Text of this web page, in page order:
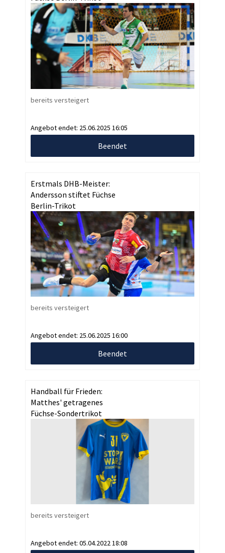
bereits versteigert
Angebot endet: 25.06.2025 16:05
Beendet
Erstmals DHB-Meister:
Andersson stiftet Füchse
Berlin-Trikot
bereits versteigert
Angebot endet: 25.06.2025 16:00
Beendet
Handball für Frieden:
Matthes' getragenes
Füchse-Sondertrikot
bereits versteigert
Angebot endet: 05.04.2022 18:08